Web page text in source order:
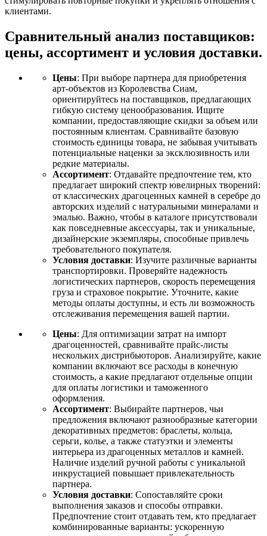
клиентами.
Сравнительный анализ поставщиков:
цены, ассортимент и условия доставки.
Цены: При выборе партнера для приобретения
арт-объектов из Королевства Сиам,
ориентируйтесь на поставщиков, предлагающих
гибкую систему ценообразования. Ищите
компании, предоставляющие скидки за объем или
постоянным клиентам. Сравнивайте базовую
стоимость единицы товара, не забывая учитывать
потенциальные наценки за эксклюзивность или
редкие материалы.
Ассортимент: Отдавайте предпочтение тем, кто
предлагает широкий спектр ювелирных творений:
от классических драгоценных камней в серебре до
авторских изделий с натуральными минералами и
эмалью. Важно, чтобы в каталоге присутствовали
как повседневные аксессуары, так и уникальные,
дизайнерские экземпляры, способные привлечь
требовательного покупателя.
Условия доставки: Изучите различные варианты
транспортировки. Проверяйте надежность
логистических партнеров, скорость перемещения
груза и страховое покрытие. Уточните, какие
методы оплаты доступны, и есть ли возможность
отслеживания перемещения вашей партии.
Цены: Для оптимизации затрат на импорт
драгоценностей, сравнивайте прайс-листы
нескольких дистрибьюторов. Анализируйте, какие
компании включают все расходы в конечную
стоимость, а какие предлагают отдельные опции
для оплаты логистики и таможенного
оформления.
Ассортимент: Выбирайте партнеров, чьи
предложения включают разнообразные категории
декоративных предметов: браслеты, кольца,
серьги, колье, а также статуэтки и элементы
интерьера из драгоценных металлов и камней.
Наличие изделий ручной работы с уникальной
инкрустацией повышает привлекательность
партнера.
Условия доставки: Сопоставляйте сроки
выполнения заказов и способы отправки.
Предпочтение стоит отдавать тем, кто предлагает
комбинированные варианты: ускоренную